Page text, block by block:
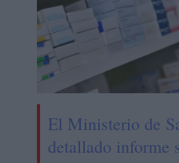
El Ministerio de
detallado informe